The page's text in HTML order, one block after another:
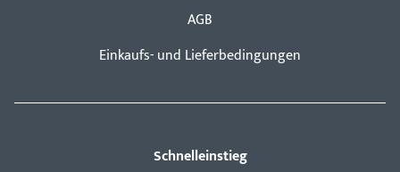
AGB
Einkaufs- und Lieferbedingungen
Schnelleinstieg